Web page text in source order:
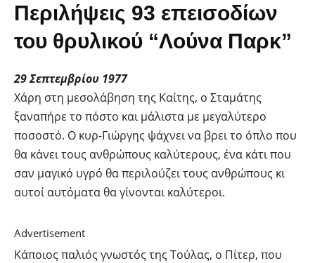
Περιλήψεις 93 επεισοδίων
του θρυλικού “Λούνα Παρκ”
29 Σεπτεμβρίου 1977
Χάρη στη μεσολάβηση της Καίτης, ο Σταμάτης
ξαναπήρε το πόστο και μάλιστα με μεγαλύτερο
ποσοστό. Ο κυρ-Γιώργης ψάχνει να βρει το όπλο που
θα κάνει τους ανθρώπους καλύτερους, ένα κάτι που
σαν μαγικό υγρό θα περιλούζει τους ανθρώπους κι
αυτοί αυτόματα θα γίνονται καλύτεροι.
Advertisement
Κάποιος παλιός γνωστός της Τούλας, ο Πίτερ, που